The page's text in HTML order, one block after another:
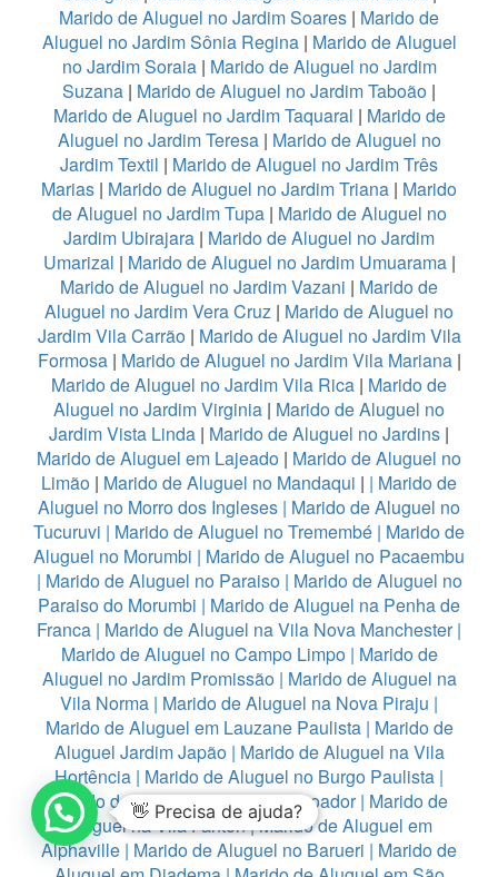
Marido de Aluguel no Jardim Soares | Marido de
Aluguel no Jardim Sônia Regina| Marido de Aluguel
no Jardim Soraia| Marido de Aluguel no Jardim
Suzana | Marido de Aluguel no Jardim Taboão |
Marido de Aluguel no Jardim Taquaral | Marido de
Aluguel no Jardim Teresa| Marido de Aluguel no
Jardim Textil | Marido de Aluguel no Jardim Três
Marias | Marido de Aluguel no Jardim Triana | Marido
de Aluguel no Jardim Tupa| Marido de Aluguel no
Jardim Ubirajara | Marido de Aluguel no Jardim
Umarizal | Marido de Aluguel no Jardim Umuarama|
Marido de Aluguel no Jardim Vazani | Marido de
Aluguel no Jardim Vera Cruz | Marido de Aluguel no
Jardim Vila Carrão| Marido de Aluguel no Jardim Vila
Formosa| Marido de Aluguel no Jardim Vila Mariana|
Marido de Aluguel no Jardim Vila Rica | Marido de
Aluguel no Jardim Virginia | Marido de Aluguel no
Jardim Vista Linda | Marido de Aluguel no Jardins |
Marido de Aluguel em Lajeado | Marido de Aluguel no
Limão | Marido de Aluguel no Mandaqui | | Marido de
Aluguel no Morro dos Ingleses | Marido de Aluguel no
Tucuruvi | Marido de Aluguel no Tremembé | Marido de
Aluguel no Morumbi | Marido de Aluguel no Pacaembu
| Marido de Aluguel no Paraiso| Marido de Aluguel no
Paraiso do Morumbi | Marido de Aluguel na Penha de
Franca | Marido de Aluguel na Vila Nova Manchester|
Marido de Aluguel no Campo Limpo| Marido de
Aluguel no Jardim Promissão| Marido de Aluguel na
Vila Norma | Marido de Aluguel na Nova Piraju |
Marido de Aluguel em Lauzane Paulista| Marido de
Aluguel Jardim Japão| Marido de Aluguel na Vila
Hortência | Marido de Aluguel no Burgo Paulista |
Marido de Aluguel no Jardim Arpoador| Marido de
Aluguel na Vila Fanton|Marido de Aluguel em
Alphaville | Marido de Aluguel no Barueri | Marido de
👋 Precisa de ajuda?